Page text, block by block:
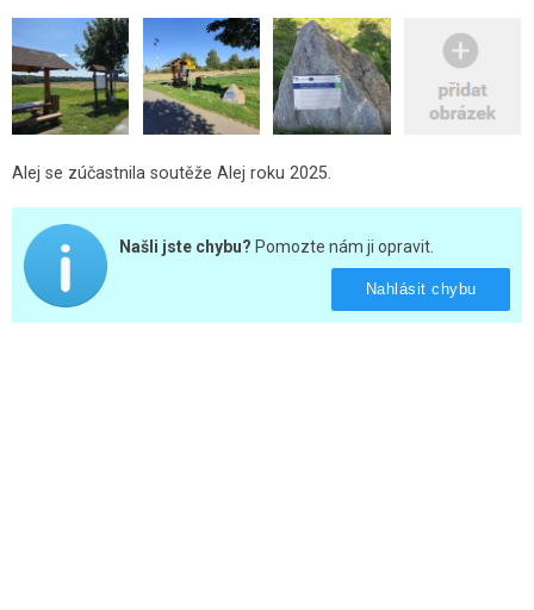
Alej se zúčastnila soutěže Alej roku 2025.
Našli jste chybu? Pomozte nám ji opravit.
Nahlásit chybu